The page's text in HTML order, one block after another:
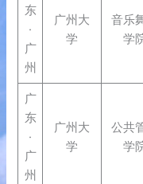
东
·
广
州
广州大
学
音乐
学
广
东
·
广
州
广州大
学
公共
学